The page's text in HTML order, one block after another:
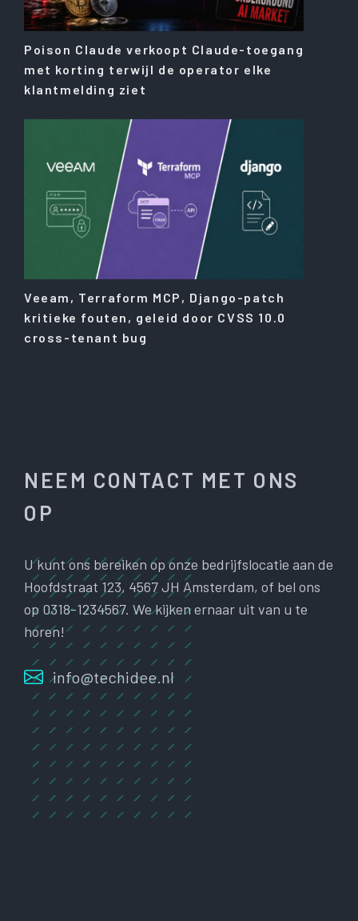
Poison Claude verkoopt Claude-toegang
met korting terwijl de operator elke
klantmelding ziet
Veeam, Terraform MCP, Django-patch
kritieke fouten, geleid door CVSS 10.0
cross-tenant bug
NEEM CONTACT MET ONS
OP
U kunt ons bereiken op onze bedrijfslocatie aan de
Hoofdstraat 123, 4567 JH Amsterdam, of bel ons
op 0318-1234567. We kijken ernaar uit van u te
horen!
info@techidee.nl